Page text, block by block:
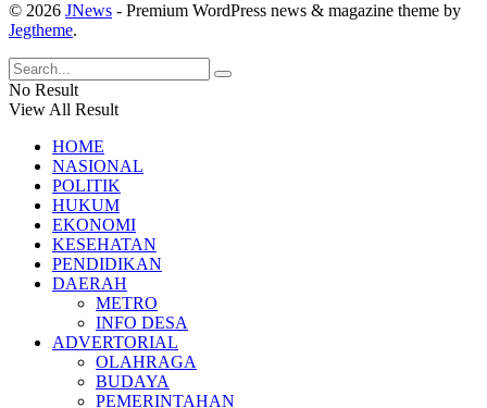
© 2026 JNews - Premium WordPress news & magazine theme by
Jegtheme.
No Result
View All Result
HOME
NASIONAL
POLITIK
HUKUM
EKONOMI
KESEHATAN
PENDIDIKAN
DAERAH
METRO
INFO DESA
ADVERTORIAL
OLAHRAGA
BUDAYA
PEMERINTAHAN